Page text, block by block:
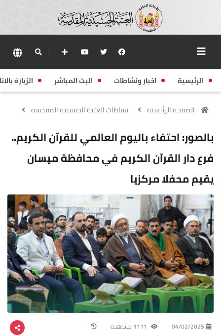
الرئيسية اخبار ونشاطات البث المباشر الزيارة
الصفحة الرئيسية نشاطات العتبة الحسينية المقدسة
بالصور: احتفاء باليوم العالمي للقرآن الكريم..
فرع دار القرآن الكريم في محافظة ميسان
يقيم محفلا مركزيا
04/02/2025